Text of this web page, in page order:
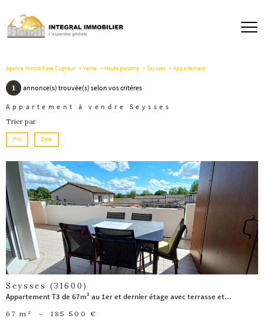
Agence immobilière Cugnaux Vente Haute garonne Seysses Appartement
1 annonce(s) trouvée(s) selon vos critères
Appartement à vendre Seysses
Trier par
Prix Date
voir le
bien
Seysses (31600)
Appartement T3 de 67m² au 1er et dernier étage avec terrasse et...
67 m² - 185 500 €